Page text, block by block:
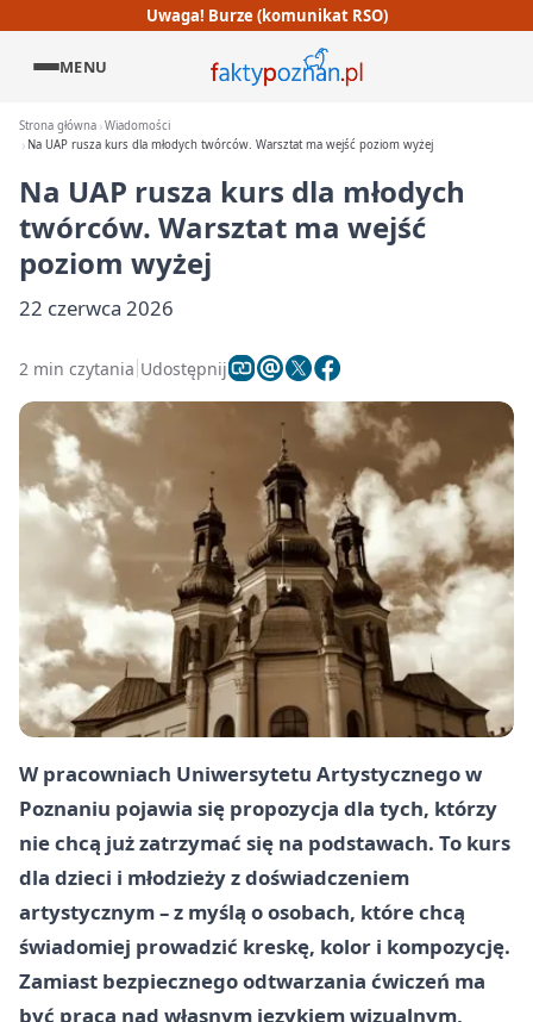
Uwaga! Burze (komunikat RSO)
MENU
Strona główna Wiadomości
Na UAP rusza kurs dla młodych twórców. Warsztat ma wejść poziom wyżej
Na UAP rusza kurs dla młodych
twórców. Warsztat ma wejść
poziom wyżej
22 czerwca 2026
2 min czytania Udostępnij
W pracowniach Uniwersytetu Artystycznego w
Poznaniu pojawia się propozycja dla tych, którzy
nie chcą już zatrzymać się na podstawach. To kurs
dla dzieci i młodzieży z doświadczeniem
artystycznym – z myślą o osobach, które chcą
świadomiej prowadzić kreskę, kolor i kompozycję.
Zamiast bezpiecznego odtwarzania ćwiczeń ma
być praca nad własnym językiem wizualnym,